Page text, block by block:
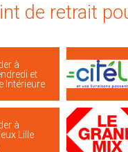
de retrait
à
et
Intérieure
à
Lille